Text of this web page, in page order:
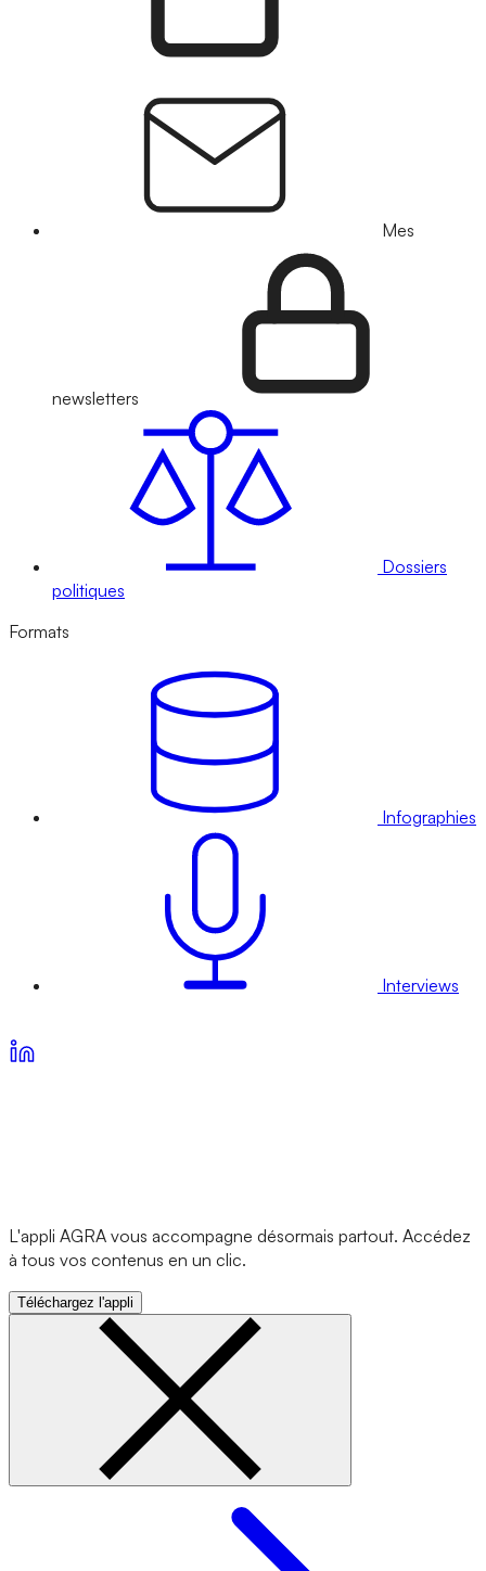
Mes
newsletters
Dossiers
politiques
Formats
Infographies
Interviews
L'appli AGRA vous accompagne désormais partout. Accédez
à tous vos contenus en un clic.
Téléchargez l'appli